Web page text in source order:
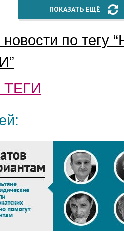
ПОКАЗАТЬ ЕЩЁ
по тегу “
”
ТЕГИ